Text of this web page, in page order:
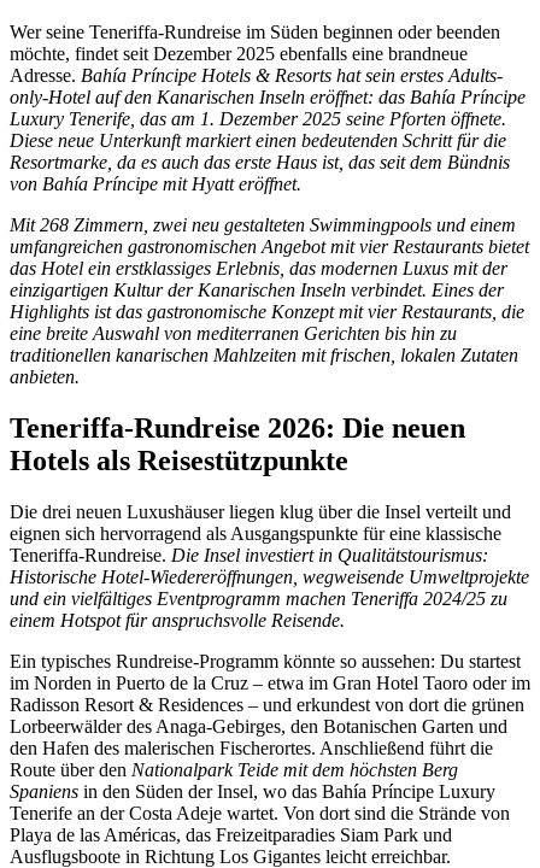
Wer seine Teneriffa-Rundreise im Süden beginnen oder beenden
möchte, findet seit Dezember 2025 ebenfalls eine brandneue
Adresse. Bahía Príncipe Hotels & Resorts hat sein erstes Adults-
only-Hotel auf den Kanarischen Inseln eröffnet: das Bahía Príncipe
Luxury Tenerife, das am 1. Dezember 2025 seine Pforten öffnete.
Diese neue Unterkunft markiert einen bedeutenden Schritt für die
Resortmarke, da es auch das erste Haus ist, das seit dem Bündnis
von Bahía Príncipe mit Hyatt eröffnet.
Mit 268 Zimmern, zwei neu gestalteten Swimmingpools und einem
umfangreichen gastronomischen Angebot mit vier Restaurants bietet
das Hotel ein erstklassiges Erlebnis, das modernen Luxus mit der
einzigartigen Kultur der Kanarischen Inseln verbindet. Eines der
Highlights ist das gastronomische Konzept mit vier Restaurants, die
eine breite Auswahl von mediterranen Gerichten bis hin zu
traditionellen kanarischen Mahlzeiten mit frischen, lokalen Zutaten
anbieten.
Teneriffa-Rundreise 2026: Die neuen
Hotels als Reisestützpunkte
Die drei neuen Luxushäuser liegen klug über die Insel verteilt und
eignen sich hervorragend als Ausgangspunkte für eine klassische
Teneriffa-Rundreise. Die Insel investiert in Qualitätstourismus:
Historische Hotel-Wiedereröffnungen, wegweisende Umweltprojekte
und ein vielfältiges Eventprogramm machen Teneriffa 2024/25 zu
einem Hotspot für anspruchsvolle Reisende.
Ein typisches Rundreise-Programm könnte so aussehen: Du startest
im Norden in Puerto de la Cruz – etwa im Gran Hotel Taoro oder im
Radisson Resort & Residences – und erkundest von dort die grünen
Lorbeerwälder des Anaga-Gebirges, den Botanischen Garten und
den Hafen des malerischen Fischerortes. Anschließend führt die
Route über den Nationalpark Teide mit dem höchsten Berg
Spaniens in den Süden der Insel, wo das Bahía Príncipe Luxury
Tenerife an der Costa Adeje wartet. Von dort sind die Strände von
Playa de las Américas, das Freizeitparadies Siam Park und
Ausflugsboote in Richtung Los Gigantes leicht erreichbar.